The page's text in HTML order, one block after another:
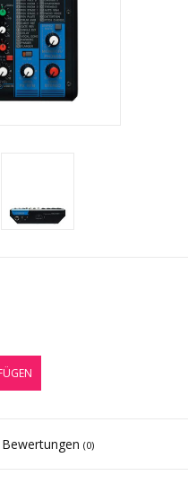
Bewertungen (0)